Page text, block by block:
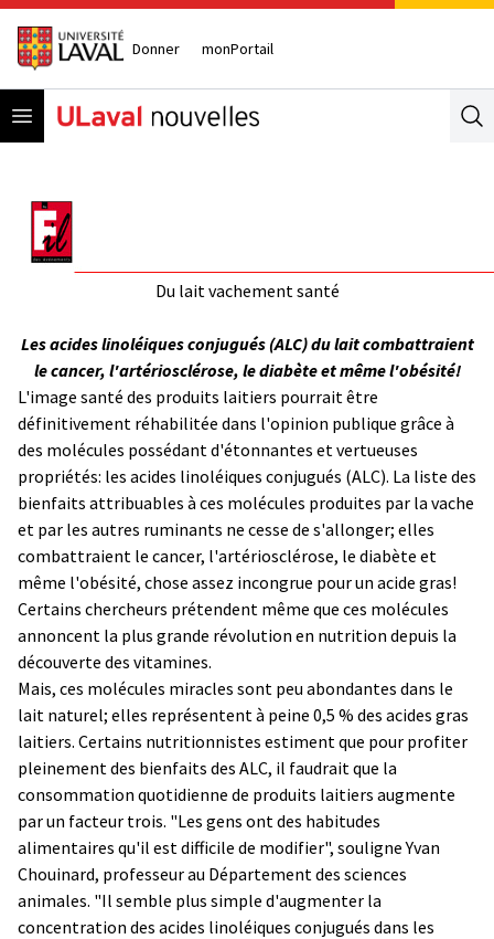
Donner monPortail
Open menu
Du lait vachement santé
Les acides linoléiques conjugués (ALC) du lait combattraient
le cancer, l'artériosclérose, le diabète et même l'obésité!
L'image santé des produits laitiers pourrait être
définitivement réhabilitée dans l'opinion publique grâce à
des molécules possédant d'étonnantes et vertueuses
propriétés: les acides linoléiques conjugués (ALC). La liste des
bienfaits attribuables à ces molécules produites par la vache
et par les autres ruminants ne cesse de s'allonger; elles
combattraient le cancer, l'artériosclérose, le diabète et
même l'obésité, chose assez incongrue pour un acide gras!
Certains chercheurs prétendent même que ces molécules
annoncent la plus grande révolution en nutrition depuis la
découverte des vitamines.
Mais, ces molécules miracles sont peu abondantes dans le
lait naturel; elles représentent à peine 0,5 % des acides gras
laitiers. Certains nutritionnistes estiment que pour profiter
pleinement des bienfaits des ALC, il faudrait que la
consommation quotidienne de produits laitiers augmente
par un facteur trois. "Les gens ont des habitudes
alimentaires qu'il est difficile de modifier", souligne Yvan
Chouinard, professeur au Département des sciences
animales. "Il semble plus simple d'augmenter la
concentration des acides linoléiques conjugués dans les